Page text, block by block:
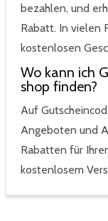
bezahlen, und
Rabatt. In vielen
kostenlosen
Wo kann ich
shop finden?
Auf
Angeboten und
Rabatten für
kostenlosem